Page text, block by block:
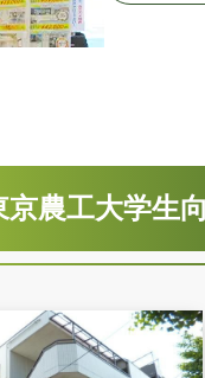
京農工大学生